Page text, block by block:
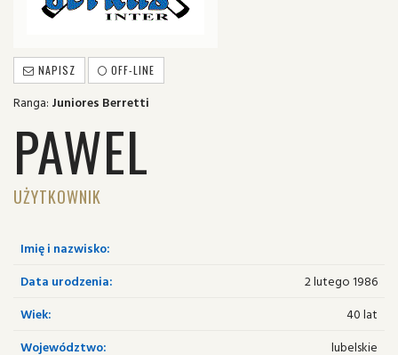
NAPISZ OFF-LINE
Ranga: Juniores Berretti
PAWEL
UŻYTKOWNIK
Imię i nazwisko:
Data urodzenia:
2 lutego 1986
Wiek:
40 lat
Województwo:
lubelskie